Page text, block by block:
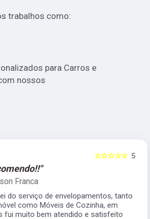
trabalhos como:
para Carros e
nossos
5
☆☆☆☆☆
Franca
do serviço de envelopamentos, tanto
como Móveis de Cozinha, em
fui muito bem atendido e satisfeito